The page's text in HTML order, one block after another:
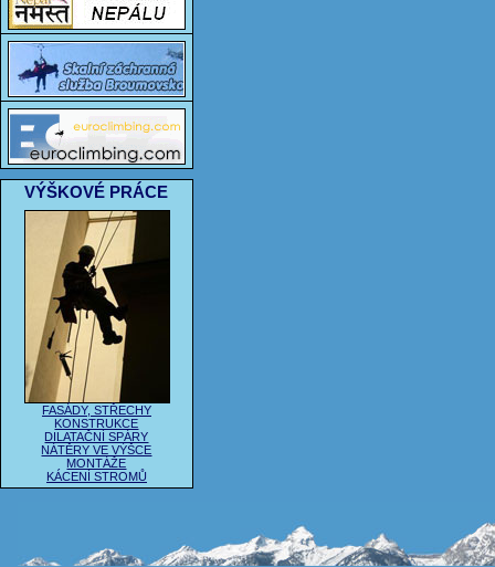
VÝŠKOVÉ PRÁCE
FASÁDY, STŘECHY
KONSTRUKCE
DILATAČNÍ SPÁRY
NÁTĚRY VE VÝŠCE
MONTÁŽE
KÁCENÍ STROMŮ